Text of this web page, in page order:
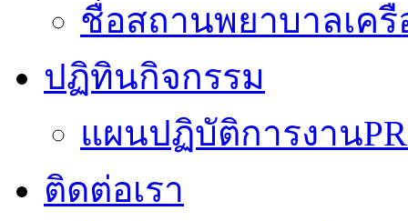
ชื่อสถานพยาบาลเค
ปฏิทินกิจกรรม
แผนปฏิบัติการงาน
ติดต่อเรา